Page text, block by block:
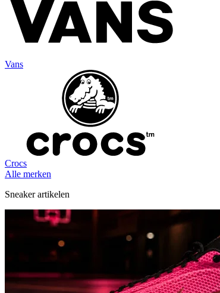
Vans
Crocs
Alle merken
Sneaker artikelen